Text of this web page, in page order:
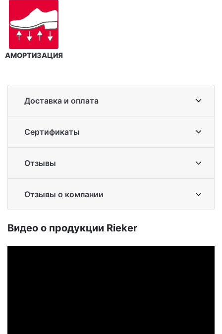
АМОРТИЗАЦИЯ
Доставка и оплата
Сертификаты
Отзывы
Отзывы о компании
Ви­део о про­дук­ции Ri­eker